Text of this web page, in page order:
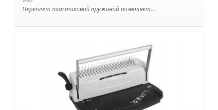
Переплет пластиковой пружиной позволяет...